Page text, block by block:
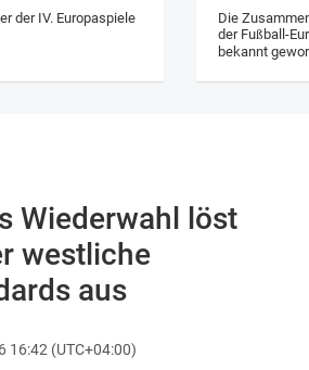
der IV. Europaspiele
Die
der Fußball-
bekannt
Wiederwahl löst
westliche
aus
16:42 (UTC+04:00)